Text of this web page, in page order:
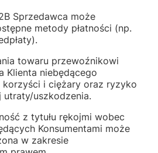
Sprzedawca może
metody płatności (np.
towaru przewoźnikowi
Klienta niebędącego
korzyści i ciężary oraz ryzyko
uszkodzenia.
z tytułu rękojmi wobec
Konsumentami może
w zakresie